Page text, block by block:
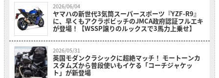
2026/06/04
ヤマハの新世代3気筒スーパースポーツ『YZF-R9』
に、早くもアクラポビッチのJMCA政府認証フルエキ
が登場！【WSSP譲りのルックスで3馬力上乗せ】
2026/05/31
英国モダンクラシックに超絶マッチ！ モートーンカ
スタムズから普段使いもイケる「コーチジャケッ
ト」が新登場